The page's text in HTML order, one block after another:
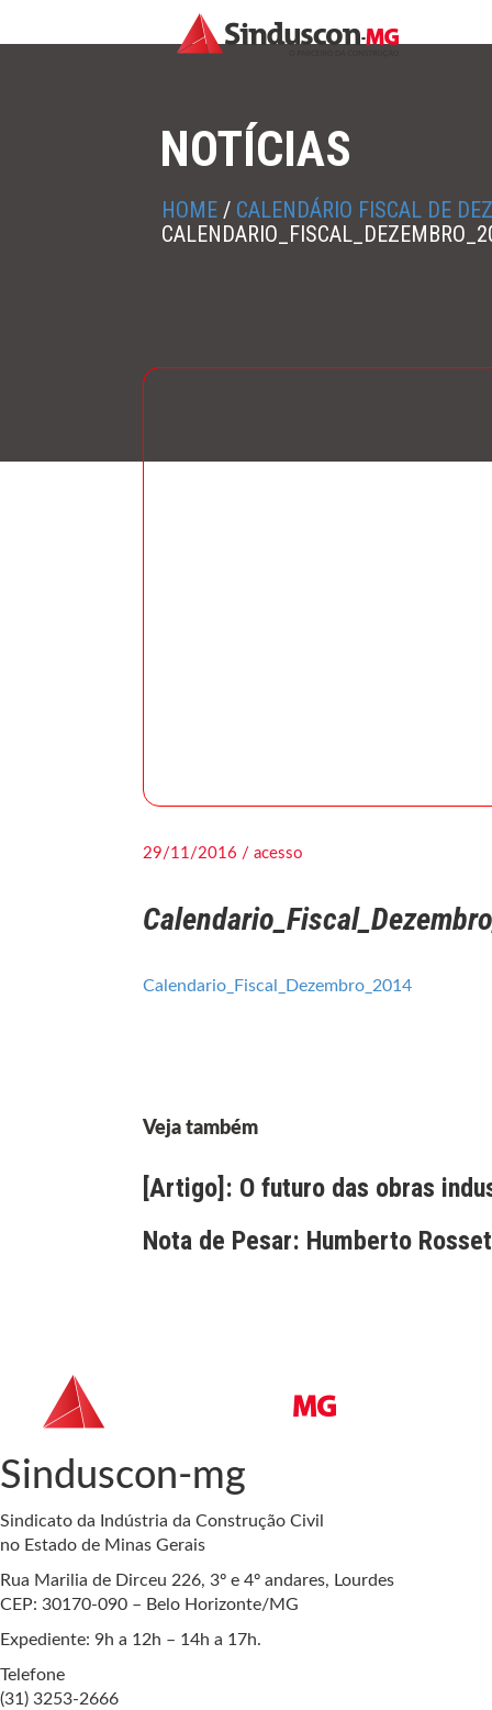
NOTÍCIAS
HOME / CALENDÁRIO FISCAL DE
29/11/2016 / acesso
Calendario_Fiscal_Dezembro_2014
Veja também
[Artigo]: O futuro das obras
Nota de Pesar: Humberto
Sinduscon-mg
Sindicato da Indústria da Construção Civil
no Estado de Minas Gerais
Rua Marilia de Dirceu 226, 3º e 4º andares, Lourdes
CEP: 30170-090 – Belo Horizonte/MG
Expediente: 9h a 12h – 14h a 17h.
Telefone
(31) 3253-2666